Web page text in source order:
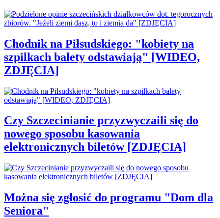
Chodnik na Piłsudskiego: "kobiety na
szpilkach balety odstawiają" [WIDEO,
ZDJĘCIA]
Czy Szczecinianie przyzwyczaili się do
nowego sposobu kasowania
elektronicznych biletów [ZDJĘCIA]
Można się zgłosić do programu "Dom dla
Seniora"